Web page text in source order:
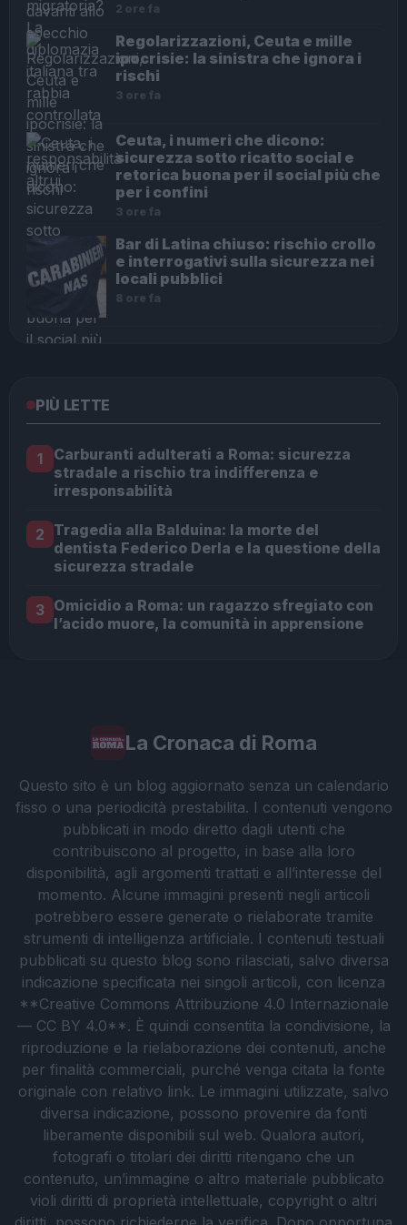
2 ore fa
Regolarizzazioni, Ceuta e mille
ipocrisie: la sinistra che ignora i
rischi
3 ore fa
Ceuta, i numeri che dicono:
sicurezza sotto ricatto social e
retorica buona per il social più che
per i confini
3 ore fa
Bar di Latina chiuso: rischio crollo
e interrogativi sulla sicurezza nei
locali pubblici
8 ore fa
PIÙ LETTE
1
Carburanti adulterati a Roma: sicurezza
stradale a rischio tra indifferenza e
irresponsabilità
2 Tragedia alla Balduina: la morte del
dentista Federico Derla e la questione della
sicurezza stradale
3 Omicidio a Roma: un ragazzo sfregiato con
l’acido muore, la comunità in apprensione
La Cronaca di Roma
Questo sito è un blog aggiornato senza un calendario
fisso o una periodicità prestabilita. I contenuti vengono
pubblicati in modo diretto dagli utenti che
contribuiscono al progetto, in base alla loro
disponibilità, agli argomenti trattati e all’interesse del
momento. Alcune immagini presenti negli articoli
potrebbero essere generate o rielaborate tramite
strumenti di intelligenza artificiale. I contenuti testuali
pubblicati su questo blog sono rilasciati, salvo diversa
indicazione specificata nei singoli articoli, con licenza
**Creative Commons Attribuzione 4.0 Internazionale
— CC BY 4.0**. È quindi consentita la condivisione, la
riproduzione e la rielaborazione dei contenuti, anche
per finalità commerciali, purché venga citata la fonte
originale con relativo link. Le immagini utilizzate, salvo
diversa indicazione, possono provenire da fonti
liberamente disponibili sul web. Qualora autori,
fotografi o titolari dei diritti ritengano che un
contenuto, un’immagine o altro materiale pubblicato
violi diritti di proprietà intellettuale, copyright o altri